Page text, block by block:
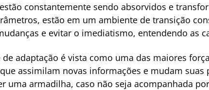
constantemente sendo absorvidos e
estão em um ambiente de transição
e evitar o imediatismo, entendendo as
de adaptação é vista como uma das maiores
assimilam novas informações e mudam suas
uma armadilha, caso não seja acompanhada